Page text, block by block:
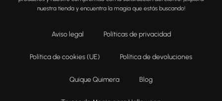
nuestra tienda y encuentra la magia que estás buscando!
Aviso legal Políticas de privacidad
Política de cookies (UE) Política de devoluciones
Quique Quimera Blog